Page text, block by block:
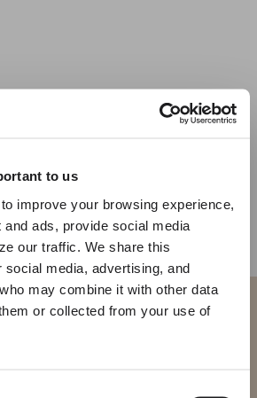
to us
improve your browsing experience,
and ads, provide social media
our traffic. We share this
social media, advertising, and
may combine it with other data
or collected from your use of
Bienvenido a Vibia